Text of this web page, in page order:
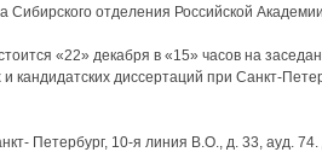
Сибирского отделения Российской
«22» декабря в «15» часов на
и кандидатских диссертаций при Санкт-
Петербург, 10-я линия В.О., д. 33, ауд.